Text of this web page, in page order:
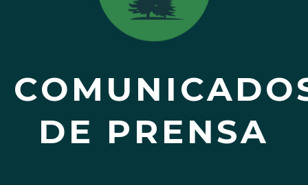
DE PRENSA